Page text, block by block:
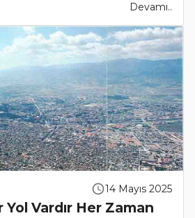
Devamı..
14 Mayıs 2025
Vardır Her Zaman